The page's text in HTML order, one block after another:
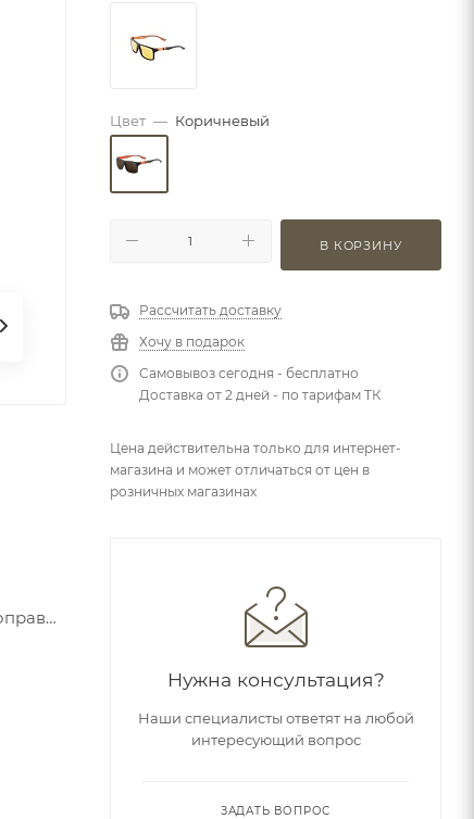
Цвет — Коричневый
В КОРЗИНУ
Рассчитать доставку
Хочу в подарок
Самовывоз сегодня - бесплатно
Доставка от 2 дней - по тарифам ТК
Цена действительна только для интернет-
магазина и может отличаться от цен в
розничных магазинах
Нужна консультация?
Наши специалисты ответят на любой
интересующий вопрос
ЗАДАТЬ ВОПРОС